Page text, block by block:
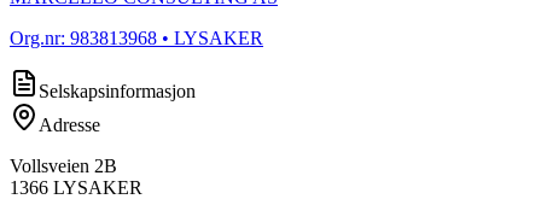
Org.nr: 983813968 • LYSAKER
Selskapsinformasjon
Adresse
Vollsveien 2B
1366 LYSAKER